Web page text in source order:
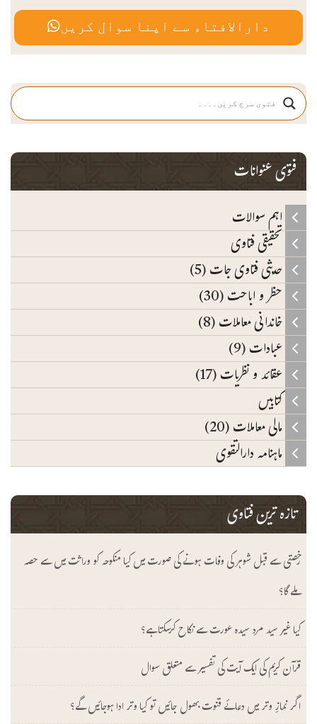
دارالافتاء سے اپنا سوال کریں
فتوی عنوانات
اہم سوالات
تحقیقی فتاوی
حدیثی فتاوی جات (5)
حظر و اباحت (30)
خاندانی معاملات (8)
عبادات (9)
عقائد و نظریات (17)
کتابیں
مالی معاملات (20)
ماہنامہ دارالتقوی
تازہ ترین فتاوی
رخصتی سے قبل شوہر کی وفات ہونے کی صورت میں کیا منکوحہ کو وراثت میں سے حصہ
ملے گا؟
کیا غیر سید مرد سیدہ عورت سے نکاح کرسکتا ہے؟
قرآن کریم کی ایک آیت کی تفسیر سے متعلق سوال
اگر نمازِ وتر میں دعائے قنوت بھول جائیں تو کیا وتر ادا ہوجائیں گے؟